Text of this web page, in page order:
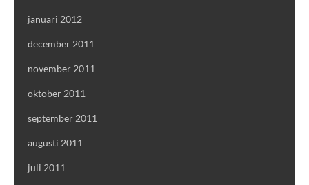
januari 2012
december 2011
november 2011
oktober 2011
september 2011
augusti 2011
juli 2011